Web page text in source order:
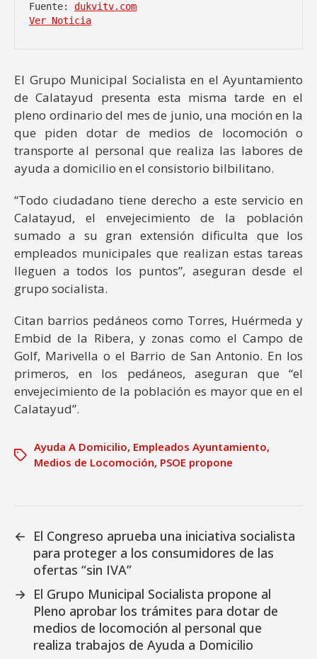
Fuente: dukvitv.com
Ver Noticia
El Grupo Municipal Socialista en el Ayuntamiento
de Calatayud presenta esta misma tarde en el
pleno ordinario del mes de junio, una moción en la
que piden dotar de medios de locomoción o
transporte al personal que realiza las labores de
ayuda a domicilio en el consistorio bilbilitano.
“Todo ciudadano tiene derecho a este servicio en
Calatayud, el envejecimiento de la población
sumado a su gran extensión dificulta que los
empleados municipales que realizan estas tareas
lleguen a todos los puntos”, aseguran desde el
grupo socialista.
Citan barrios pedáneos como Torres, Huérmeda y
Embid de la Ribera, y zonas como el Campo de
Golf, Marivella o el Barrio de San Antonio. En los
primeros, en los pedáneos, aseguran que “el
envejecimiento de la población es mayor que en el
Calatayud”.
Ayuda A Domicilio, Empleados Ayuntamiento,
Medios de Locomoción, PSOE propone
← El Congreso aprueba una iniciativa socialista
para proteger a los consumidores de las
ofertas “sin IVA”
→ El Grupo Municipal Socialista propone al
Pleno aprobar los trámites para dotar de
medios de locomoción al personal que
realiza trabajos de Ayuda a Domicilio